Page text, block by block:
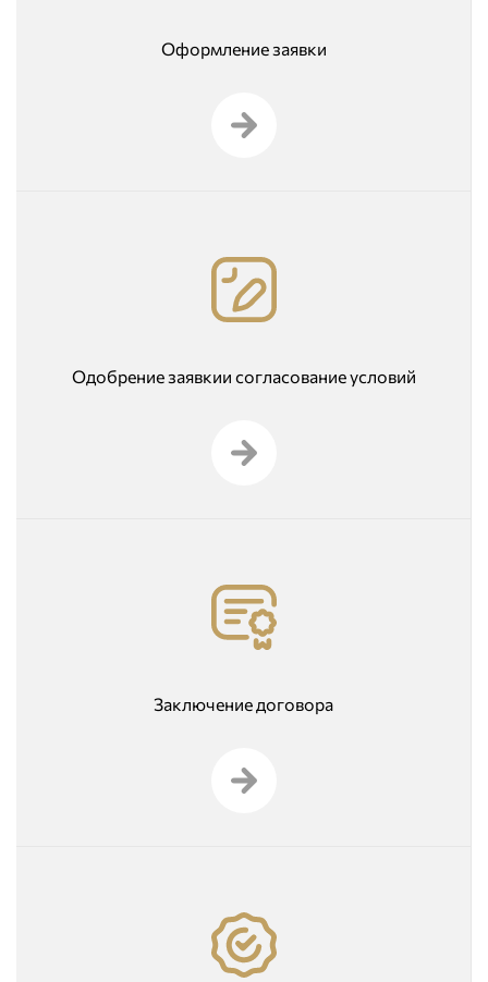
Оформление заявки
Одобрение заявкии согласование условий
Заключение договора